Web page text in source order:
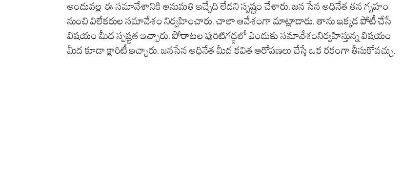
అందువల్ల ఈ సమావేశానికి అనుమతి ఇచ్చేది లేదని స్పష్టం చేశారు. జన సేన అధినేత తన గృహం
నుంచి విలేకరుల సమావేశం నిర్వహించారు. చాలా ఆవేశంగా మాట్లాడారు. తాను ఇక్కడ పోటీ చేసే
విషయం మీద స్పష్టత ఇచ్చారు. పోరాటల పురిటిగడ్డలో ఎందుకు సమావేశంనిర్వహిస్తున్న విషయం
మీద కూడా క్లారిటీ ఇచ్చారు. జనసేన అధినేత మీద కవిత ఆరోపణలు చేస్తే ఒక రకంగా తీసుకోవచ్చు.